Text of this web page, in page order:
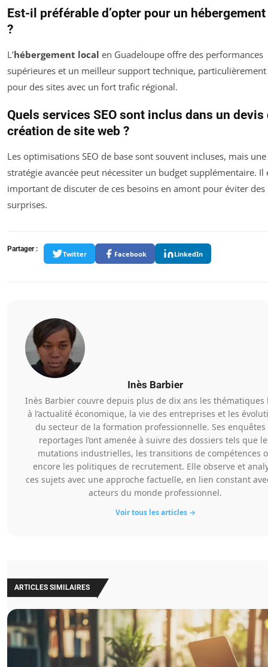
Est-il préférable d’opter pour un
?
L’hébergement local en Guadeloupe offre des performances
supérieures et un meilleur support technique,
pour des sites avec un fort trafic régional.
Quels services SEO sont inclus dans un devis
création de site web ?
Les optimisations SEO de base sont souvent incluses, mais une
stratégie avancée peut nécessiter un budget supplémentaire. Il
important de discuter de ces besoins en amont pour éviter des
surprises.
Partager :
Twitter Facebook LinkedIn
Inès Barbier
Inès Barbier couvre depuis plus de dix ans les thématiques
à l’actualité économique, la vie des entreprises et les
du secteur de la formation professionnelle. Ses enquêtes
reportages l’ont amenée à suivre des dossiers tels que
mutations industrielles, les transitions de compétences
encore les politiques de recrutement. Elle observe et
ces sujets avec une approche factuelle, en lien constant
acteurs du monde professionnel.
Voir tous les articles →
ARTICLES SIMILAIRES